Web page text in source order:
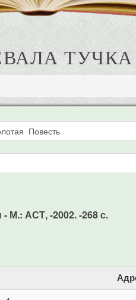
М.: АСТ, -2002. -268 с.